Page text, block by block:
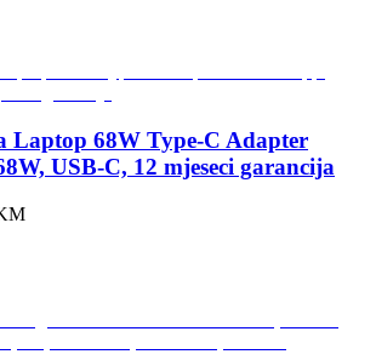
Laptop 68W Type-C Adapter
USB-C, 12 mjeseci garancija